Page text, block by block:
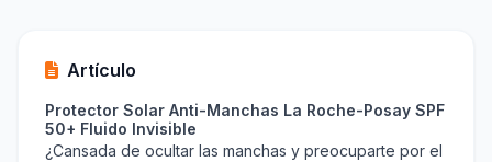
Artículo
Protector Solar Anti-Manchas La Roche-Posay SPF
50+ Fluido Invisible
¿Cansada de ocultar las manchas y preocuparte por el